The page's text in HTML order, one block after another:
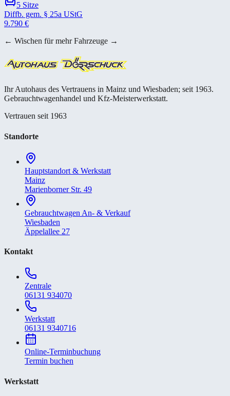
5 Sitze
Diffb. gem. § 25a UStG
9.790 €
← Wischen für mehr Fahrzeuge →
Ihr Autohaus des Vertrauens in Mainz und Wiesbaden; seit 1963.
Gebrauchtwagenhandel und Kfz-Meisterwerkstatt.
Vertrauen seit 1963
Standorte
Hauptstandort & Werkstatt
Mainz
Marienborner Str. 49
Gebrauchtwagen An- & Verkauf
Wiesbaden
Äppelallee 27
Kontakt
Zentrale
06131 934070
Werkstatt
06131 9340716
Online-Terminbuchung
Termin buchen
Werkstatt